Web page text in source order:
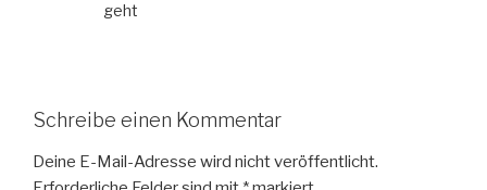
geht
Schreibe einen Kommentar
Deine E-Mail-Adresse wird nicht veröffentlicht.